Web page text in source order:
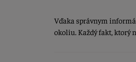
Vďaka správnym
okoliu. Každý fakt, ktorý